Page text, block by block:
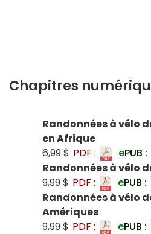
Chapitres
Randonnées à vélo
en Afrique
6,99 $ PDF : ePUB :
Randonnées à vélo
9,99 $ PDF : ePUB :
Randonnées à vélo
Amériques
9,99 $ PDF : ePUB :